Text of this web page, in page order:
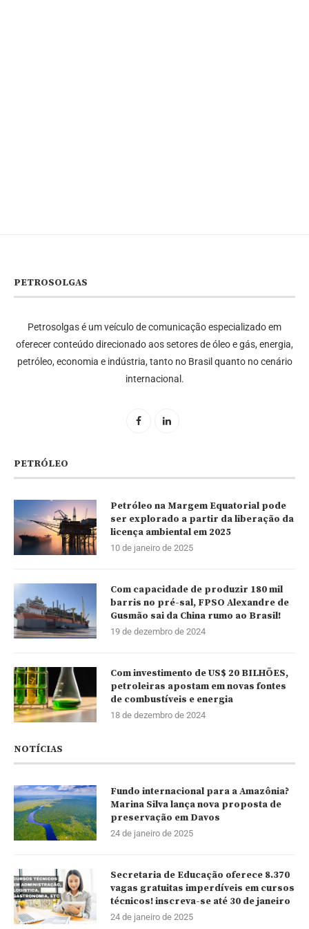
PETROSOLGAS
Petrosolgas é um veículo de comunicação especializado em
oferecer conteúdo direcionado aos setores de óleo e gás, energia,
petróleo, economia e indústria, tanto no Brasil quanto no cenário
internacional.
PETRÓLEO
Petróleo na Margem Equatorial pode
ser explorado a partir da liberação da
licença ambiental em 2025
10 de janeiro de 2025
Com capacidade de produzir 180 mil
barris no pré-sal, FPSO Alexandre de
Gusmão sai da China rumo ao Brasil!
19 de dezembro de 2024
Com investimento de US$ 20 BILHÕES,
petroleiras apostam em novas fontes
de combustíveis e energia
18 de dezembro de 2024
NOTÍCIAS
Fundo internacional para a Amazônia?
Marina Silva lança nova proposta de
preservação em Davos
24 de janeiro de 2025
Secretaria de Educação oferece 8.370
vagas gratuitas imperdíveis em cursos
técnicos! inscreva-se até 30 de janeiro
24 de janeiro de 2025